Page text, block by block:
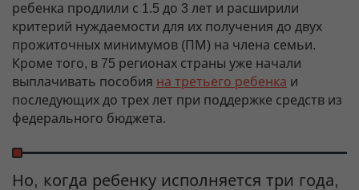
ребенка продлили с 1.5 до 3 лет и расширили
критерий нуждаемости для их получения до двух
прожиточных минимумов (ПМ) на члена семьи.
Кроме того, в 75 регионах страны уже начали
выплачивать пособия на третьего ребенка и
последующих до трех лет при поддержке средств из
федерального бюджета.
Но, когда ребенку исполняется три года,